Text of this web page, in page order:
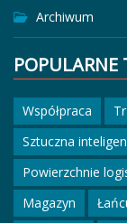
Archiwum
POPULARNE
Współpraca
Sztuczna
Powierzchnie
Magazyn